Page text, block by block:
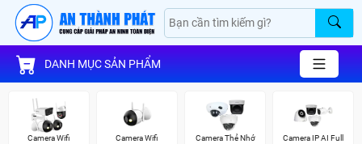
DANH MỤC SẢN PHẨM
Camera Wifi
Camera Wifi
Camera Thẻ Nhớ
Camera IP AI Full